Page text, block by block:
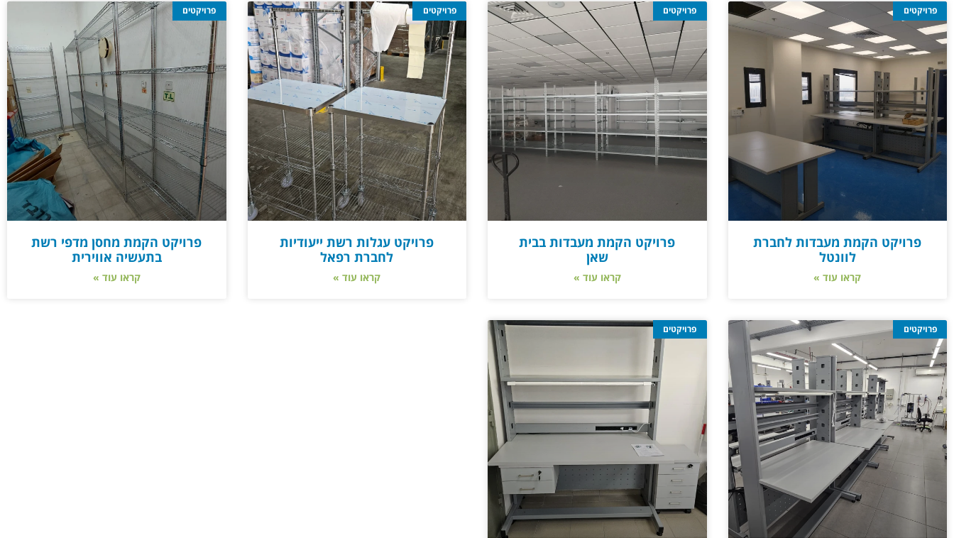
פרויקטים
פרויקט הקמת מעבדות לחברת
לוונטל
קראו עוד »
פרויקטים
פרויקט הקמת מעבדות בבית
שאן
קראו עוד »
פרויקטים
פרויקט עגלות רשת ייעודיות
לחברת רפאל
קראו עוד »
פרויקטים
פרויקט הקמת מחסן מדפי רשת
בתעשיה אווירית
קראו עוד »
פרויקטים פרויקטים